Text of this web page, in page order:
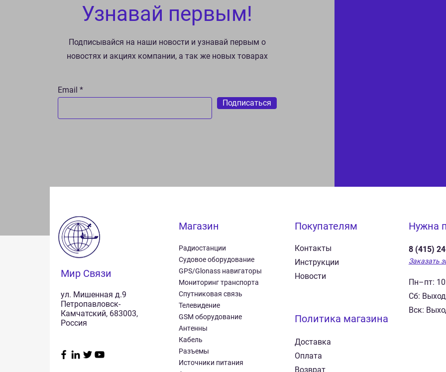
Узнавай первым!
Подписывайся на наши новости и узнавай первым о
новостях и акциях компании, а так же новых товарах
Email
Подписаться
Мир Связи
ул. Мишенная д.9
Петропавловск-
Камчатский, 683003,
Россия
Магазин
Радиостанции
Судовое оборудование
GPS/Glonass навигаторы
Мониторинг транспорта
Спутниковая связь
Телевидение
GSM оборудование
Антенны
Кабель
Разъемы
Источники питания
Покупателям
Контакты
Инструкции
Новости
Политика магазина
Доставка
Оплата
Возврат
Нужна
8 (415)
Заказать
Пн–пт:
Сб:
Вск: